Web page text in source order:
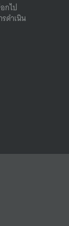
กไป
ดําเนิน